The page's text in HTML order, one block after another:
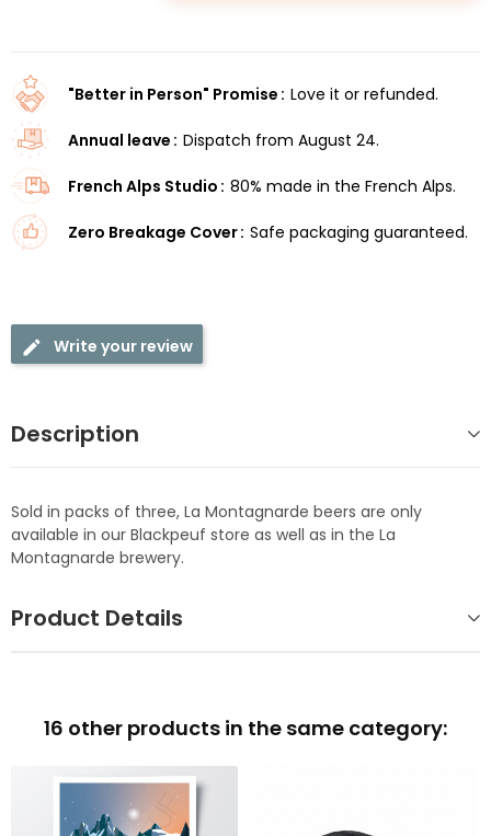
"Better in Person" Promise Love it or refunded.
Annual leave Dispatch from August 24.
French Alps Studio 80% made in the French Alps.
Zero Breakage Cover Safe packaging guaranteed.
Write your review
Description
Sold in packs of three, La Montagnarde beers are only
available in our Blackpeuf store as well as in the La
Montagnarde brewery.
Product Details
16 other products in the same category: